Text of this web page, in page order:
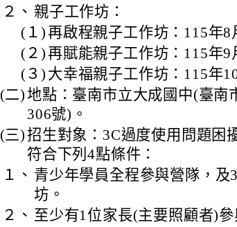
２、 親子工作坊：
(１)再啟程親子工作坊：115年8
(２)再賦能親子工作坊：115年9
(３) 大幸福親子工作坊：115年
(二)地點：臺南市立大成國中(臺南
306號)。
(三)招生對象：3C過度使用問題困
符合下列4點條件：
１、 青少年學員全程參與營隊，及
坊。
２、 至少有1位家長(主要照顧者)參